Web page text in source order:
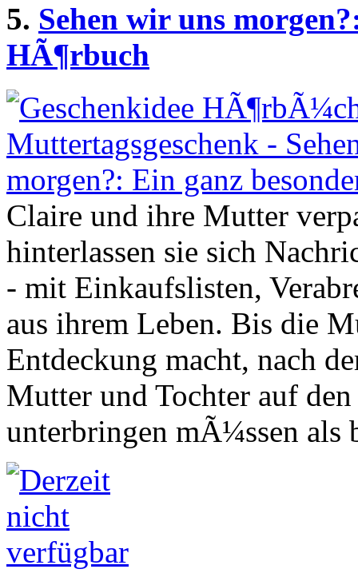
5. Sehen wir uns
HÃ¶rbuch
Claire und ihre Mutter
hinterlassen sie sich
- mit Einkaufslisten,
aus ihrem Leben. Bis die
Entdeckung macht, nach
Mutter und Tochter auf
unterbringen mÃ¼ssen als